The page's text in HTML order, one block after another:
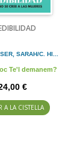
SARAH/C. HI...
Te'l demanem?
€
A LA CISTELLA